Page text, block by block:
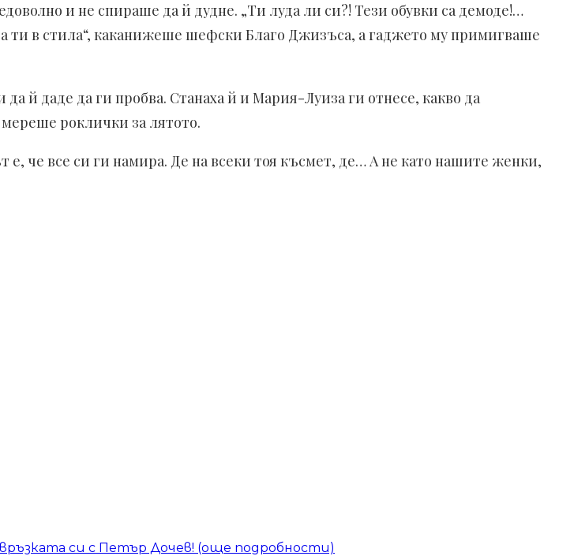
и не спираше да й дудне. „Ти луда ли си?! Тези обувки са демоде!…
ти в стила“, каканижеше шефски Благо Джизъса, а гаджето му примигваше
й даде да ги пробва. Станаха й и Мария-Луиза ги отнесе, какво да
роклички за лятото.
че все си ги намира. Де на всеки тоя късмет, де… А не като нашите женки,
си с Петър Дочев! (още подробности)